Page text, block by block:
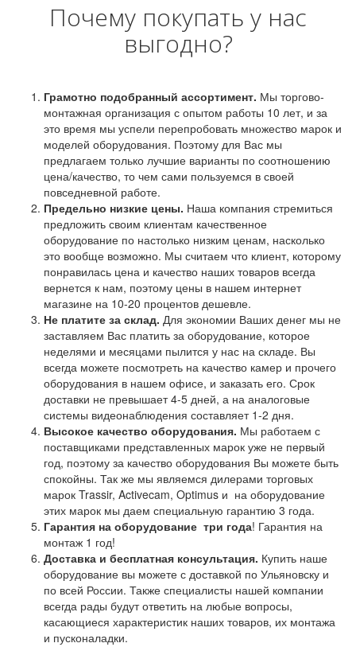
Почему покупать у нас
выгодно?
Грамотно подобранный ассортимент. Мы торгово-
монтажная организация с опытом работы 10 лет, и за
это время мы успели перепробовать множество марок и
моделей оборудования. Поэтому для Вас мы
предлагаем только лучшие варианты по соотношению
цена/качество, то чем сами пользуемся в своей
повседневной работе.
Предельно низкие цены. Наша компания стремиться
предложить своим клиентам качественное
оборудование по настолько низким ценам, насколько
это вообще возможно. Мы считаем что клиент, которому
понравилась цена и качество наших товаров всегда
вернется к нам, поэтому цены в нашем интернет
магазине на 10-20 процентов дешевле.
Не платите за склад. Для экономии Ваших денег мы не
заставляем Вас платить за оборудование, которое
неделями и месяцами пылится у нас на складе. Вы
всегда можете посмотреть на качество камер и прочего
оборудования в нашем офисе, и заказать его. Срок
доставки не превышает 4-5 дней, а на аналоговые
системы видеонаблюдения составляет 1-2 дня.
Высокое качество оборудования. Мы работаем с
поставщиками представленных марок уже не первый
год, поэтому за качество оборудования Вы можете быть
спокойны. Так же мы являемся дилерами торговых
марок Trassir, Activecam, Optimus и на оборудование
этих марок мы даем специальную гарантию 3 года.
Гарантия на оборудование три года! Гарантия на
монтаж 1 год!
Доставка и бесплатная консультация. Купить наше
оборудование вы можете с доставкой по Ульяновску и
по всей России. Также специалисты нашей компании
всегда рады будут ответить на любые вопросы,
касающиеся характеристик наших товаров, их монтажа
и пусконаладки.